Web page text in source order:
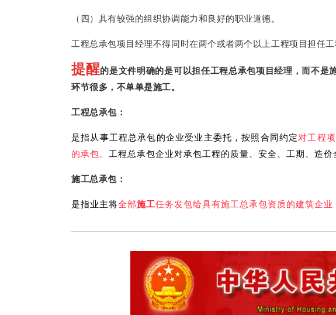
（四）具有较强的组织协调能力和良好的职业道德。
工程总承包项目经理不得同时在两个或者两个以上工程项目担任
提醒的是文件明确的是可以担任工程总承包项目经理，而不
环节很多，不单单是施工。
工程总承包：
是指从事工程总承包的企业受业主委托，按照合同约定对工程
的承包。 工程总承包企业对承包工程的质量、安全、工期、造价
施工总承包：
是指业主将全部施工任务发包给具有施工总承包资质的建筑企业